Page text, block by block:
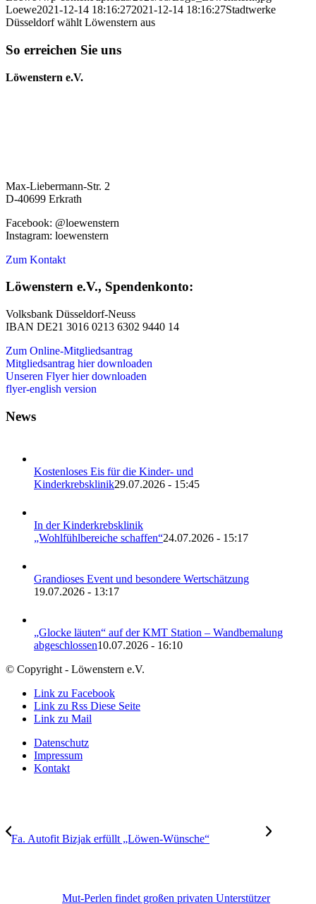
Loewe2021-12-14 18:16:272021-12-14 18:16:27Stadtwerke
Düsseldorf wählt Löwenstern aus
So erreichen Sie uns
Löwenstern e.V.
Max-Liebermann-Str. 2
D-40699 Erkrath
Facebook: @loewenstern
Instagram: loewenstern
Zum Kontakt
Löwenstern e.V., Spendenkonto:
Volksbank Düsseldorf-Neuss
IBAN DE21 3016 0213 6302 9440 14
Zum Online-Mitgliedsantrag
Mitgliedsantrag hier downloaden
Unseren Flyer hier downloaden
flyer-english version
News
Kostenloses Eis für die Kinder- und
Kinderkrebsklinik29.07.2026 - 15:45
In der Kinderkrebsklinik
„Wohlfühlbereiche schaffen“24.07.2026 - 15:17
Grandioses Event und besondere Wertschätzung
19.07.2026 - 13:17
„Glocke läuten“ auf der KMT Station – Wandbemalung
abgeschlossen10.07.2026 - 16:10
© Copyright - Löwenstern e.V.
Link zu Facebook
Link zu Rss Diese Seite
Link zu Mail
Datenschutz
Impressum
Kontakt
Fa. Autofit Bizjak erfüllt „Löwen-Wünsche“
Mut-Perlen findet großen privaten Unterstützer